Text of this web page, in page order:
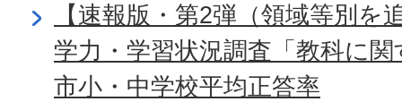
【速報版・第2弾（領域等別を
学力・学習状況調査「教科に
市小・中学校平均正答率